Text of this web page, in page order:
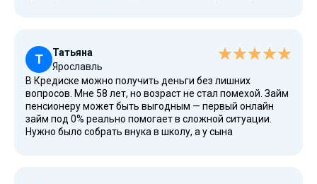
Т
Татьяна
Ярославль
В Кредиске можно получить деньги без лишних
вопросов. Мне 58 лет, но возраст не стал помехой. Займ
пенсионеру может быть выгодным — первый онлайн
займ под 0% реально помогает в сложной ситуации.
Нужно было собрать внука в школу, а у сына